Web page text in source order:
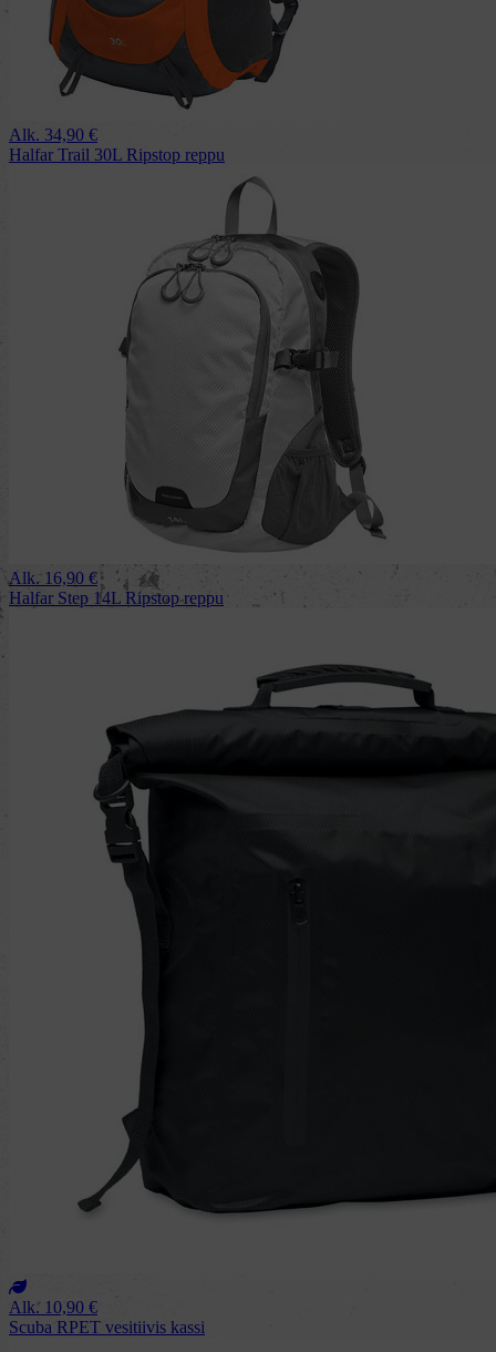
Alk. 34,90 €
Halfar Trail 30L Ripstop reppu
Alk. 16,90 €
Halfar Step 14L Ripstop reppu
Alk. 10,90 €
Scuba RPET vesitiivis kassi